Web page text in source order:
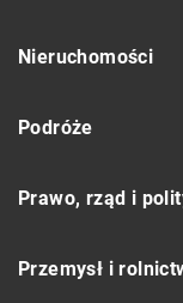
Nieruchomości
Podróże
Prawo, rząd i
Przemysł i